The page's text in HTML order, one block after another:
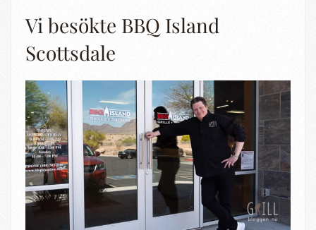
Vi besökte BBQ Island
Scottsdale